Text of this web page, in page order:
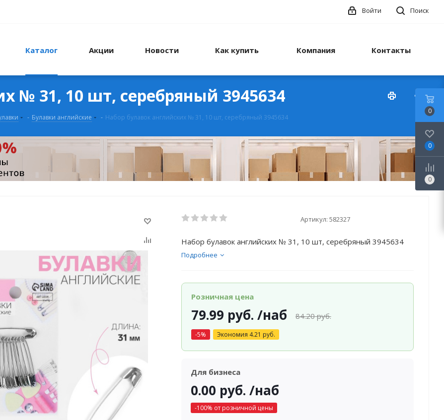
Поиск
Войти
Каталог Акции Новости Как купить Компания Контакты
№ 31, 10 шт, серебряный 3945634
- Булавки английские - Набор булавок английских № 31, 10 шт, серебряный 3945634
Артикул: 582327
Набор булавок английских № 31, 10 шт, серебряный 3945634
Подробнее
Розничная цена
79.99 руб. /наб 84.20руб.
-5% Экономия 4.21 руб.
Для бизнеса
0.00 руб. /наб
-100% от розничной цены
0
0
0